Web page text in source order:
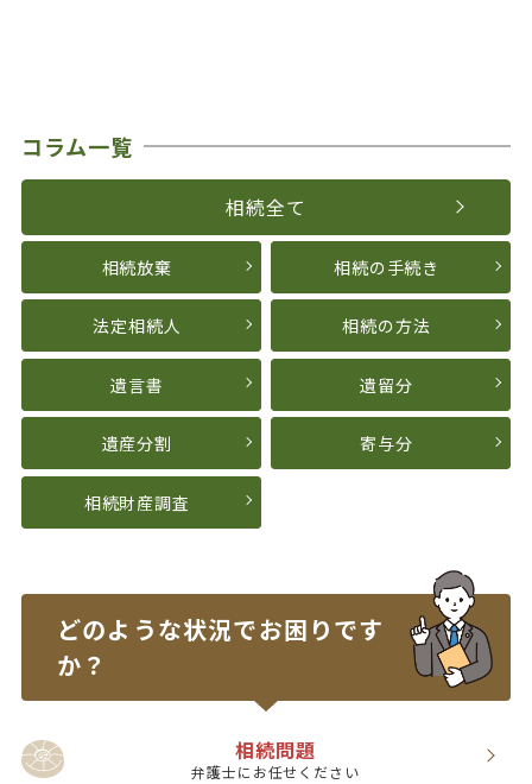
コラム一覧
相続全て
相続放棄 相続の手続き
法定相続人 相続の方法
遺言書 遺留分
遺産分割 寄与分
相続財産調査
どのような状況でお困りです
か？
相続問題
弁護士にお任せください